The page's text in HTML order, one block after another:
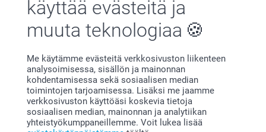
käyttää evästeitä ja
muuta teknologiaa
Me käytämme evästeitä verkkosivuston liikenteen
analysoimisessa, sisällön ja mainonnan
kohdentamisessa sekä sosiaalisen median
toimintojen tarjoamisessa. Lisäksi me jaamme
verkkosivuston käyttöäsi koskevia tietoja
sosiaalisen median, mainonnan ja analytiikan
yhteistyökumppaneillemme. Voit lukea lisää
joulukoristeilla jossa valokuvia perheestä! Olkoon
tämä joulu paras ikinä!
Miksismartphoto